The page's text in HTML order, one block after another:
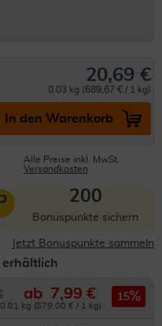
20,69 €
0.03 kg (689,67 € / 1 kg)
In den Warenkorb
Alle Preise inkl. MwSt.
Versandkosten
P 200
Bonuspunkte sichern
Jetzt Bonuspunkte sammeln
erhältlich
ab 7,99 €
0.01 kg (879,00 € / 1 kg)
15